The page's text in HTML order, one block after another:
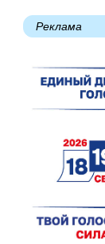
Реклама